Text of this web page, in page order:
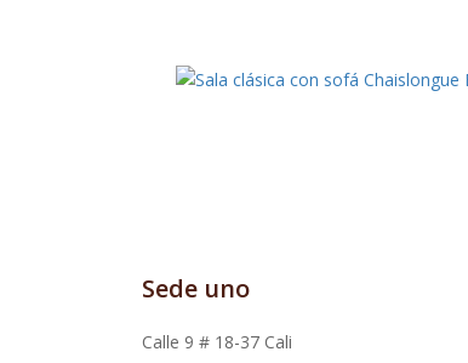
Sede uno
Calle 9 # 18-37 Cali